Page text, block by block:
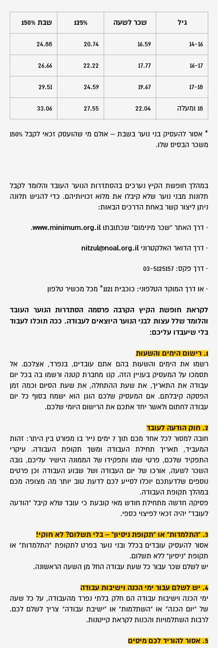
גיל שכר לשעה 125% שבת 150%
14-16
16.59
20.74
24.88
16-17
17.77
22.22
26.66
17-18
19.67
24.59
29.51
18 ומעלה 22.04
27.55
33.06
* אסור להעסיק בני נוער בשבת – אולם מי שהועסק זכאי לקבל 150%
משכר הבסיס שלו.
במהלך חופשת הקיץ נערכים בהסתדרות הנוער העובד והלומד לקבל
תלונות מבני נוער שלא קיבלו את מלוא זכויותיהם. כדי להגיש תלונה
ניתן ליצור קשר באחת הדרכים הבאות:
· דרך האתר "שכר מינימום" שכתובתו .
· דרך הדואר האלקטרוני
· דרך פקס: 03-5125157
· או דרך המוקד הטלפוני: כוכבית 1121* מכל מכשיר טלפון
לקראת חופשת הקיץ הקרבה פרסמה הסתדרות הנוער העובד
והלומד שלל עצות לבני הנוער היוצאים לעבודה. ככה תוכלו לעבוד
בלי שיעבדו עליכם:
1. רישום הימים והשעות
רשמו את הימים והשעות בהם אתם עובדים, בנפרד, אצלכם. אל
תסמכו על המעסיק בעניין הזה. קנו מחברת קטנה ורשמו בה בכל יום
עבודה את התאריך, את שעת ההתחלה, את שעת הסיום וכמה זמן
הפסקה קיבלתם. אם המעסיק שלכם הוגן הוא ישמח בסוף כל יום
עבודה לחתום ולאשר יחד אתכם את הרישום היומי שלכם.
2. חוק הודעה לעובד
חובה למסור לכל אחד מכם תוך 7 ימים נייר בו מפורט בין היתר: זהות
המעביד, תאריך תחילת העבודה ומשך תקופת העבודה. עיקרי
התפקיד שלכם, פרטי שמו ותפקידו של הממונה הישיר עליכם, גובה
השכר לשעה, אורכו של יום העבודה ושל שבוע העבודה וכן פרטים
נוספים שלדעתכם יוכלו לסייע לכם לדעת טוב יותר מה מצופה מכם
במהלך תקופת העבודה.
פסיקה חדשה מתחילת חודש מאי קובעת כי עובד שלא קיבל "הודעה
לעובד" יהיה זכאי לפיצוי כספי.
3. "התלמדות" או "תקופת ניסיון" – בלי תשלום? לא חוקי!
אסור להעסיק עובדים בכלל ובני נוער בפרט לתקופת "התלמדות" או
תקופת "ניסיון" ללא תשלום.
יש לשלם שכר עבור כל שעת עבודה החל מן השעה הראשונה.
4. יש לשלם עבור ימי הכנה וישיבות עבודה
ימי הכנה וישיבות עבודה הם חלק בלתי נפרד מהעבודה, על כל שעה
של "יום הכנה" או "השתלמות" או "ישיבת עבודה" צריך לשלם לכם.
לרבות השתלמויות והכנות לקראת קייטנות.
5. אסור להוריד לכם מיסים